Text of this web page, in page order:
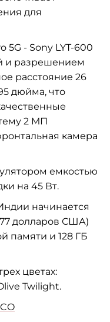
для
5G - Sony LYT-600
и разрешением
расстояние 26
дюйма, что
2 МП
камера
емкостью
на 45 Вт.
начинается
долларов США)
памяти и 128 ГБ
цветах:
Twilight.